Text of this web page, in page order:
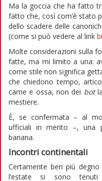
Ma la goccia che ha fatto
fatto che, così com’è stato
dello scadere delle
(come si può vedere al link
Molte considerazioni sulla
fatte, ma mi limito a una:
come stile non significa
che chiedono tempo,
carne e ossa, non dei bot
mestiere.
È, se confermata – al
ufficiali in merito –, una
banana.
Incontri continentali
Certamente ben più
l’estate si sono tenuti